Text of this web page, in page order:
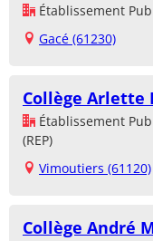
Établissement
Gacé (61230)
Collège Arlette
Établissement
(REP)
Vimoutiers (61120)
Collège André